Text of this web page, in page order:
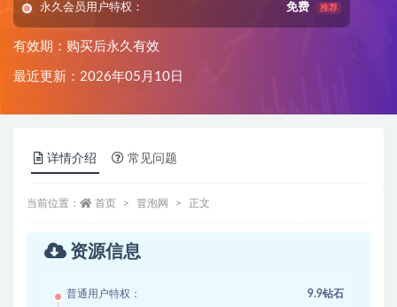
永久会员用户特权： 免费 推荐
有效期：购买后永久有效
最近更新：2026年05月10日
详情介绍 常见问题
当前位置： 首页 冒泡网 正文
资源信息
普通用户特权： 9.9钻石